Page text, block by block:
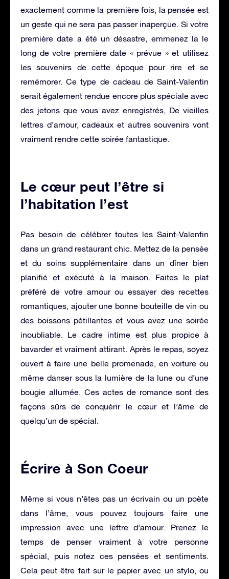
exactement comme la première fois, la pensée est
un geste qui ne sera pas passer inaperçue. Si votre
première date a été un désastre, emmenez la le
long de votre première date « prévue » et utilisez
les souvenirs de cette époque pour rire et se
remémorer. Ce type de cadeau de Saint-Valentin
serait également rendue encore plus spéciale avec
des jetons que vous avez enregistrés, De vieilles
lettres d’amour, cadeaux et autres souvenirs vont
vraiment rendre cette soirée fantastique.
Le cœur peut l’être si
l’habitation l’est
Pas besoin de célébrer toutes les Saint-Valentin
dans un grand restaurant chic. Mettez de la pensée
et du soins supplémentaire dans un dîner bien
planifié et exécuté à la maison. Faites le plat
préféré de votre amour ou essayer des recettes
romantiques, ajouter une bonne bouteille de vin ou
des boissons pétillantes et vous avez une soirée
inoubliable. Le cadre intime est plus propice à
bavarder et vraiment attirant. Après le repas, soyez
ouvert à faire une belle promenade, en voiture ou
même danser sous la lumière de la lune ou d’une
bougie allumée. Ces actes de romance sont des
façons sûrs de conquérir le cœur et l’âme de
quelqu’un de spécial.
Écrire à Son Coeur
Même si vous n’êtes pas un écrivain ou un poète
dans l’âme, vous pouvez toujours faire une
impression avec une lettre d’amour. Prenez le
temps de penser vraiment à votre personne
spécial, puis notez ces pensées et sentiments.
Cela peut être fait sur le papier avec un stylo, ou